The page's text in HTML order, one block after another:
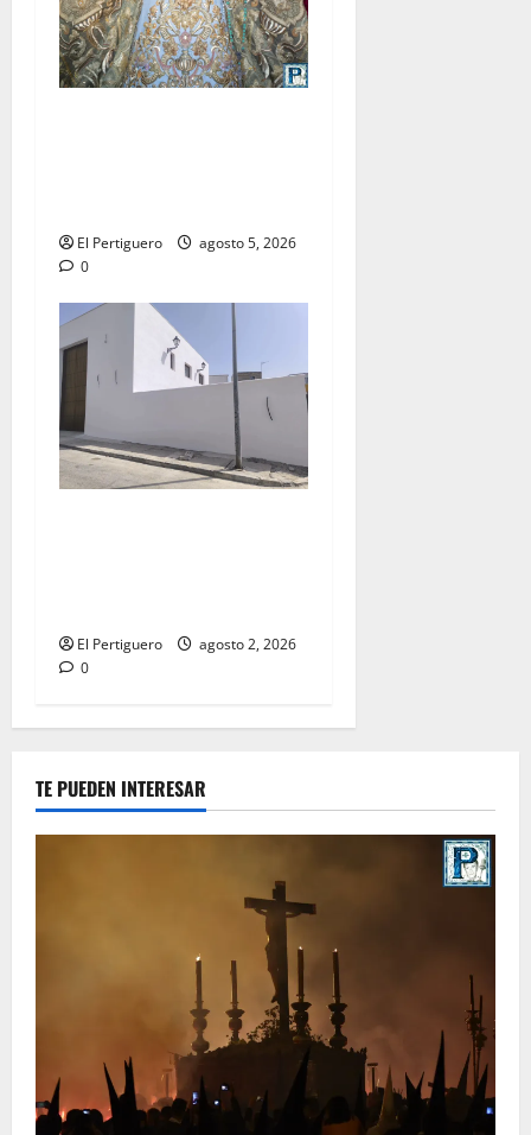
El Pertiguero
agosto 5, 2026
0
El Pertiguero
agosto 2, 2026
0
TE PUEDEN INTERESAR